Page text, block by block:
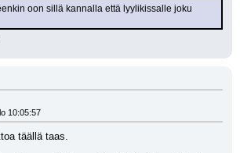
oon sillä kannalla että lyylikissalle joku
10:05:57
täällä taas.